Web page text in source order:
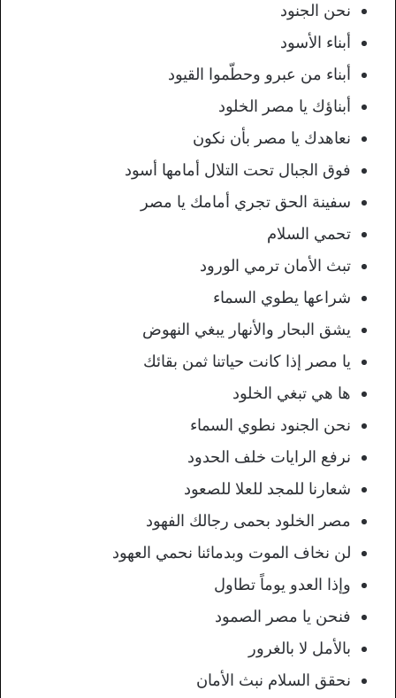
نحن الجنود
أبناء الأسود
أبناء من عبرو وحطّموا القيود
أبناؤك يا مصر الخلود
نعاهدك يا مصر بأن نكون
فوق الجبال تحت التلال أمامها أسود
سفينة الحق تجري أمامك يا مصر
تحمي السلام
تبث الأمان ترمي الورود
شراعها يطوي السماء
يشق البحار والأنهار يبغي النهوض
يا مصر إذا كانت حياتنا ثمن بقائك
ها هي تبغي الخلود
نحن الجنود نطوي السماء
نرفع الرايات خلف الحدود
شعارنا للمجد للعلا للصعود
مصر الخلود بحمى رجالك الفهود
لن نخاف الموت وبدمائنا نحمي العهود
وإذا العدو يوماً تطاول
فنحن يا مصر الصمود
بالأمل لا بالغرور
نحقق السلام نبث الأمان